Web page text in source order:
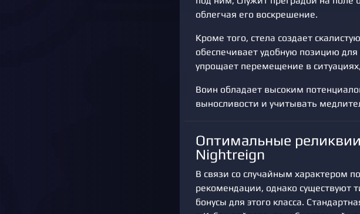
облегчая его воскрешение.
Кроме того, стела создает
обеспечивает удобную позицию
упрощает перемещение в
Воин обладает высоким
выносливости и учитывать
Оптимальные
Nightreign
В связи со случайным характером
рекомендации, однако существуют
бонусы для этого класса.